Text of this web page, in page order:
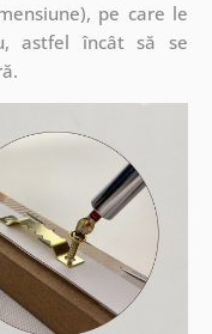
pe care le
astfel încât să se